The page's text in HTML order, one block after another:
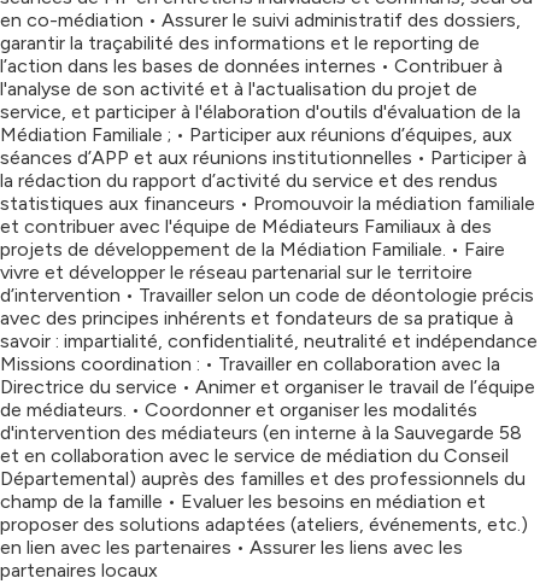
en co-médiation • Assurer le suivi administratif des dossiers,
garantir la traçabilité des informations et le reporting de
l’action dans les bases de données internes • Contribuer à
l'analyse de son activité et à l'actualisation du projet de
service, et participer à l'élaboration d'outils d'évaluation de la
Médiation Familiale ; • Participer aux réunions d’équipes, aux
séances d’APP et aux réunions institutionnelles • Participer à
la rédaction du rapport d’activité du service et des rendus
statistiques aux financeurs • Promouvoir la médiation familiale
et contribuer avec l'équipe de Médiateurs Familiaux à des
projets de développement de la Médiation Familiale. • Faire
vivre et développer le réseau partenarial sur le territoire
d’intervention • Travailler selon un code de déontologie précis
avec des principes inhérents et fondateurs de sa pratique à
savoir : impartialité, confidentialité, neutralité et indépendance
Missions coordination : • Travailler en collaboration avec la
Directrice du service • Animer et organiser le travail de l’équipe
de médiateurs. • Coordonner et organiser les modalités
d'intervention des médiateurs (en interne à la Sauvegarde 58
et en collaboration avec le service de médiation du Conseil
Départemental) auprès des familles et des professionnels du
champ de la famille • Evaluer les besoins en médiation et
proposer des solutions adaptées (ateliers, événements, etc.)
en lien avec les partenaires • Assurer les liens avec les
partenaires locaux